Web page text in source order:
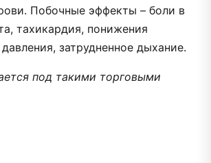
Побочные эффекты – боли в
тахикардия, понижения
затрудненное дыхание.
под такими торговыми